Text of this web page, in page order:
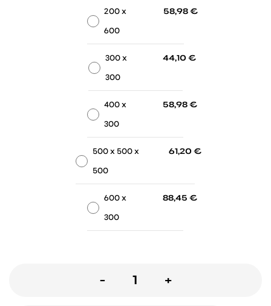
200 x
600
58,98€
300 x
300
44,10€
400 x
300
58,98€
500 x 500 x
500
61,20€
600 x
300
88,45€
-
ΔΙΧΤΥ
+